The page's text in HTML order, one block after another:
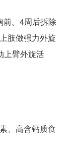
前。4周后拆除
肢做强力外旋
上臂外旋活
、高含钙质食